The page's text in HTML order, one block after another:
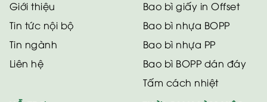
Giới thiệu
Tin tức nội bộ
Tin ngành
Liên hệ
Bao bì giấy in Offset
Bao bì nhựa BOPP
Bao bì nhựa PP
Bao bì BOPP dán đáy
Tấm cách nhiệt